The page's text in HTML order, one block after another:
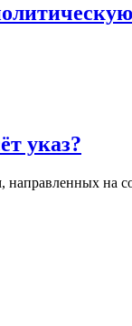
указ?
направленных на